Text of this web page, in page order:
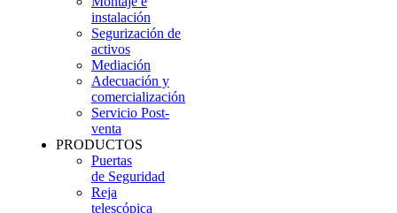
instalación
Segurización de
activos
Mediación
Adecuación y
comercialización
Servicio Post-
venta
PRODUCTOS
Puertas
de Seguridad
Reja
telescópica